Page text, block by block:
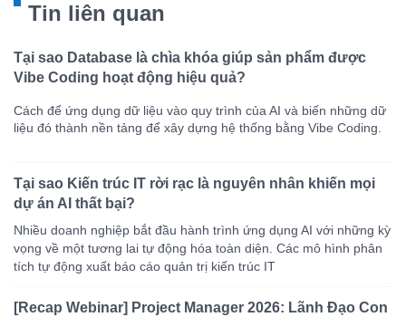
Tin liên quan
Tại sao Database là chìa khóa giúp sản phẩm được
Vibe Coding hoạt động hiệu quả?
Cách để ứng dụng dữ liệu vào quy trình của AI và biến những dữ
liệu đó thành nền tảng để xây dựng hệ thống bằng Vibe Coding.
Tại sao Kiến trúc IT rời rạc là nguyên nhân khiến mọi
dự án AI thất bại?
Nhiều doanh nghiệp bắt đầu hành trình ứng dụng AI với những kỳ
vọng về một tương lai tự động hóa toàn diện. Các mô hình phân
tích tự động xuất báo cáo quản trị kiến trúc IT
[Recap Webinar] Project Manager 2026: Lãnh Đạo Con